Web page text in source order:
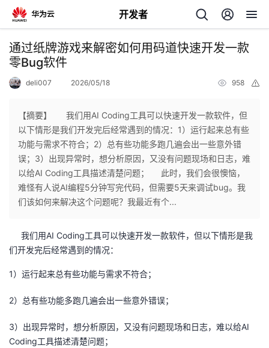
开发者
返
回
个
人
主
页
我
的
开
通过纸牌游戏来解密如何用码道快速开发一款
零Bug软件
deli007 2026/05/18 958
【摘要】 我们用AI Coding工具可以快速开发一款软件，但
以下情形是我们开发完后经常遇到的情况：1）运行起来总有些
功能与需求不符合；2）总有些功能多跑几遍会出一些意外错
误；3）出现异常时，想分析原因，又没有问题现场和日志，难
以给AI Coding工具描述清楚问题； 此时，我们会很懊恼，
难怪有人说AI编程5分钟写完代码，但需要5天来调试bug。我
们该如何来解决这个问题呢？我最近有个...
我们用AI Coding工具可以快速开发一款软件，但以下情形是我
们开发完后经常遇到的情况：
1）运行起来总有些功能与需求不符合；
2）总有些功能多跑几遍会出一些意外错误；
3）出现异常时，想分析原因，又没有问题现场和日志，难以给AI
Coding工具描述清楚问题；